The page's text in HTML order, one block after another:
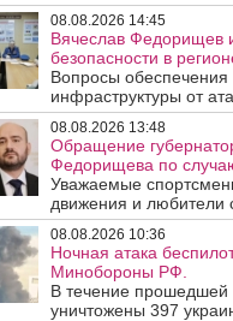
08.08.2026 14:45
Вячеслав Федорищев
безопасности в
Вопросы обеспечения
инфраструктуры от
08.08.2026 13:48
Обращение
Федорищева по
Уважаемые
движения и любители
08.08.2026 10:36
Ночная атака
Минобороны РФ.
В течение
уничтожены 397